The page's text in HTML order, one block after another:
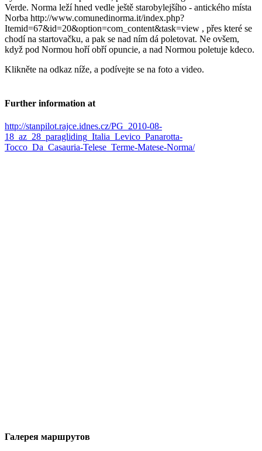
Verde. Norma leží hned vedle ještě starobylejšího - antického místa
Norba http://www.comunedinorma.it/index.php?
Itemid=67&id=20&option=com_content&task=view , přes které se
chodí na startovačku, a pak se nad ním dá poletovat. Ne ovšem,
když pod Normou hoří obří opuncie, a nad Normou poletuje kdeco.
Klikněte na odkaz níže, a podívejte se na foto a video.
Further information at
http://stanpilot.rajce.idnes.cz/PG_2010-08-
18_az_28_paragliding_Italia_Levico_Panarotta-
Tocco_Da_Casauria-Telese_Terme-Matese-Norma/
Галерея маршрутов